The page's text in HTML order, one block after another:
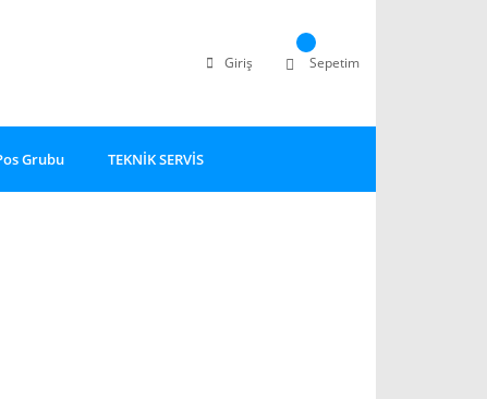
Giriş Sepetim
Grubu TEKNİK SERVİS